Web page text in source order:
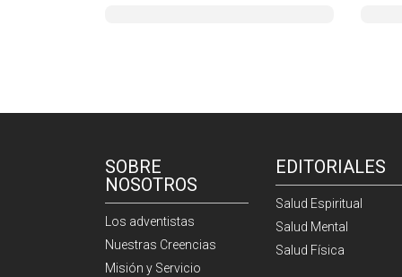
SOBRE
NOSOTROS
Los adventistas
Nuestras Creencias
Misión y Servicio
EDITORIALES
Salud Espiritual
Salud Mental
Salud Física